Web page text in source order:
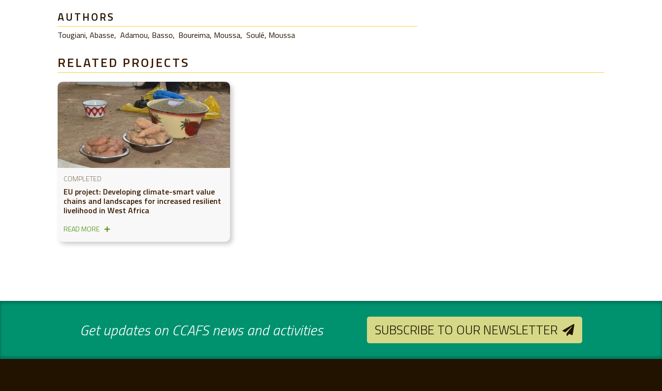
AUTHORS
Tougiani, Abasse Adamou, Basso Boureima, Moussa Soulé, Moussa
RELATED PROJECTS
COMPLETED
EU project: Developing climate-smart value
chains and landscapes for increased resilient
livelihood in West Africa
READ MORE
Get updates on CCAFS news and activities SUBSCRIBE TO OUR NEWSLETTER